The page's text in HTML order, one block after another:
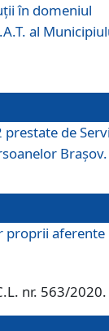
în domeniul
al
de
Braşov.
proprii aferente
nr. 563/2020.